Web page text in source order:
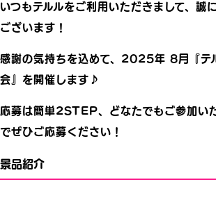
いつもテルルをご利用いただきまして、誠
ございます！
感謝の気持ちを込めて、2025年 8月『テ
会』を開催します♪
応募は簡単2STEP、どなたでもご参加い
でぜひご応募ください！
景品紹介